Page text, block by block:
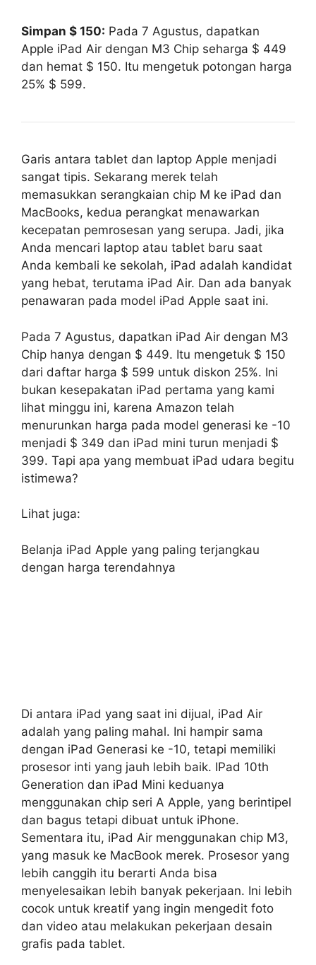
Simpan $ 150: Pada 7 Agustus, dapatkan
Apple iPad Air dengan M3 Chip seharga $ 449
dan hemat $ 150. Itu mengetuk potongan harga
25% $ 599.
Garis antara tablet dan laptop Apple menjadi
sangat tipis. Sekarang merek telah
memasukkan serangkaian chip M ke iPad dan
MacBooks, kedua perangkat menawarkan
kecepatan pemrosesan yang serupa. Jadi, jika
Anda mencari laptop atau tablet baru saat
Anda kembali ke sekolah, iPad adalah kandidat
yang hebat, terutama iPad Air. Dan ada banyak
penawaran pada model iPad Apple saat ini.
Pada 7 Agustus, dapatkan iPad Air dengan M3
Chip hanya dengan $ 449. Itu mengetuk $ 150
dari daftar harga $ 599 untuk diskon 25%. Ini
bukan kesepakatan iPad pertama yang kami
lihat minggu ini, karena Amazon telah
menurunkan harga pada model generasi ke -10
menjadi $ 349 dan iPad mini turun menjadi $
399. Tapi apa yang membuat iPad udara begitu
istimewa?
Lihat juga:
Belanja iPad Apple yang paling terjangkau
dengan harga terendahnya
Di antara iPad yang saat ini dijual, iPad Air
adalah yang paling mahal. Ini hampir sama
dengan iPad Generasi ke -10, tetapi memiliki
prosesor inti yang jauh lebih baik. IPad 10th
Generation dan iPad Mini keduanya
menggunakan chip seri A Apple, yang berintipel
dan bagus tetapi dibuat untuk iPhone.
Sementara itu, iPad Air menggunakan chip M3,
yang masuk ke MacBook merek. Prosesor yang
lebih canggih itu berarti Anda bisa
menyelesaikan lebih banyak pekerjaan. Ini lebih
cocok untuk kreatif yang ingin mengedit foto
dan video atau melakukan pekerjaan desain
grafis pada tablet.